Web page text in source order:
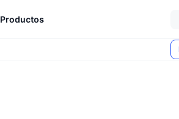
Productos